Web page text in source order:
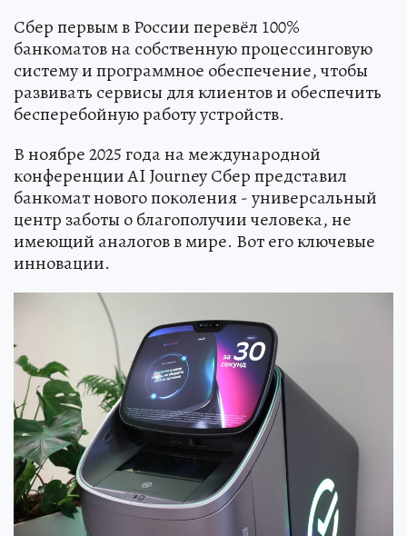
Сбер первым в России перевёл 100%
банкоматов на собственную процессинговую
систему и программное обеспечение, чтобы
развивать сервисы для клиентов и обеспечить
бесперебойную работу устройств.
В ноябре 2025 года на международной
конференции AI Journey Сбер представил
банкомат нового поколения - универсальный
центр заботы о благополучии человека, не
имеющий аналогов в мире. Вот его ключевые
инновации.